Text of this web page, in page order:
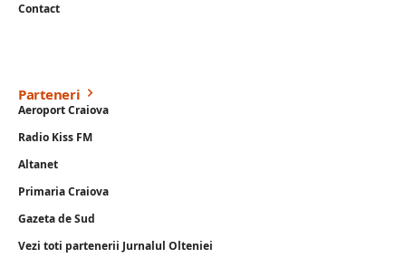
Contact
Parteneri
Aeroport Craiova
Radio Kiss FM
Altanet
Primaria Craiova
Gazeta de Sud
Vezi toti partenerii Jurnalul Olteniei